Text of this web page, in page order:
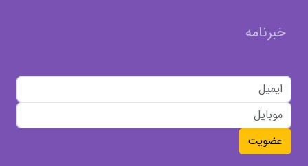
خبرنامه
عضویت